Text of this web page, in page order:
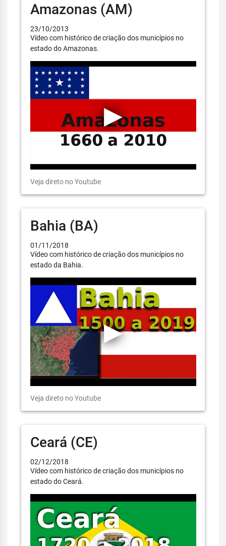
Amazonas (AM)
23/10/2013
Vídeo com histórico de criação dos municípios no
estado do Amazonas.
Veja direto no Youtube
Bahia (BA)
01/11/2018
Vídeo com histórico de criação dos municípios no
estado da Bahia.
Veja direto no Youtube
Ceará (CE)
02/12/2018
Vídeo com histórico de criação dos municípios no
estado do Ceará.